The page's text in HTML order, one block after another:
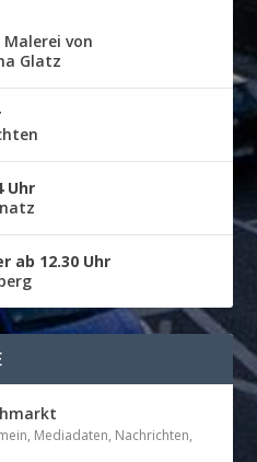
Malerei von
Glatz
Uhr
ab 12.30 Uhr
, Mediadaten, Nachrichten,